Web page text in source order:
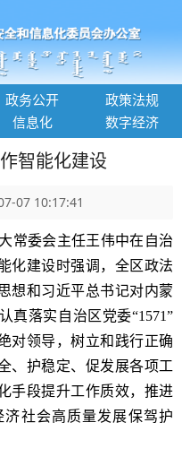
政务公开
政策法规
信息化 数字经济
智能化建设
07 10:17:41
常委会主任王伟中在自治
化建设时强调，全区政法
想和习近平总书记对内蒙
真落实自治区党委“1571”
对领导，树立和践行正确
、护稳定、促发展各项工
手段提升工作质效，推进
社会高质量发展保驾护